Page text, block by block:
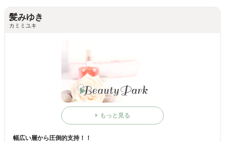
髪みゆき
カミミユキ
もっと見る
幅広い層から圧倒的支持！！